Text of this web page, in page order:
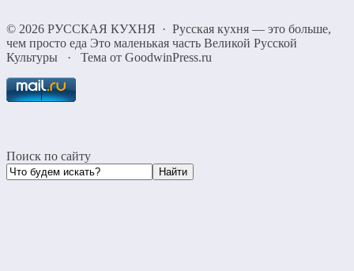
© 2026 РУССКАЯ КУХНЯ · Русская кухня — это больше,
чем просто еда Это маленькая часть Великой Русской
Культуры
· Тема от GoodwinPress.ru
Поиск по сайту